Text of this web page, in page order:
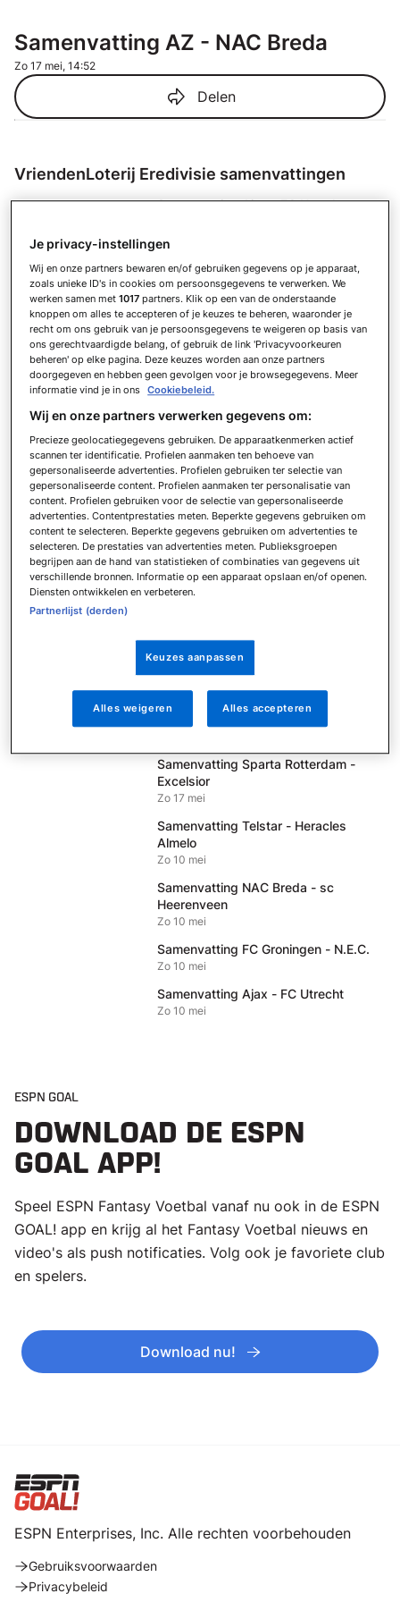
Samenvatting AZ - NAC Breda
Zo 17 mei, 14:52
Delen
VriendenLoterij Eredivisie samenvattingen
Samenvatting Ajax - FC Utrecht
Samenvatting FC Utrecht - sc
Heerenveen
Do 21 mei
Samenvatting Ajax - FC Groningen
Do 21 mei
Samenvatting PEC Zwolle - Feyenoord
Zo 17 mei
Samenvatting N.E.C. - Go Ahead
Eagles
Zo 17 mei
Samenvatting FC Volendam - Telstar
Zo 17 mei
Samenvatting AZ - NAC Breda
Zo 17 mei
Samenvatting FC Utrecht - Fortuna
Sittard
Zo 17 mei
Samenvatting PSV - FC Twente
Zo 17 mei
Samenvatting sc Heerenveen - Ajax
Samenvatting Sparta Rotterdam -
Excelsior
Zo 17 mei
Samenvatting Telstar - Heracles
Almelo
Zo 10 mei
Samenvatting NAC Breda - sc
Heerenveen
Zo 10 mei
Samenvatting FC Groningen - N.E.C.
Zo 10 mei
Samenvatting Ajax - FC Utrecht
Zo 10 mei
ESPN GOAL
DOWNLOAD DE ESPN
GOAL APP!
Speel ESPN Fantasy Voetbal vanaf nu ook in de ESPN
GOAL! app en krijg al het Fantasy Voetbal nieuws en
video's als push notificaties. Volg ook je favoriete club
en spelers.
Download nu!
ESPN Enterprises, Inc. Alle rechten voorbehouden
Gebruiksvoorwaarden
Privacybeleid
Je privacy-instellingen
Wij en onze partners bewaren en/of gebruiken gegevens op je apparaat,
zoals unieke ID's in cookies om persoonsgegevens te verwerken. We
werken samen met1017 partners. Klik op een van de onderstaande
knoppen om alles te accepteren of je keuzes te beheren, waaronder je
recht om ons gebruik van je persoonsgegevens te weigeren op basis van
ons gerechtvaardigde belang, of gebruik de link 'Privacyvoorkeuren
beheren' op elke pagina. Deze keuzes worden aan onze partners
doorgegeven en hebben geen gevolgen voor je browsegegevens. Meer
informatie vind je in ons Cookiebeleid.
Wij en onze partners verwerken gegevens om:
Precieze geolocatiegegevens gebruiken. De apparaatkenmerken actief
scannen ter identificatie. Profielen aanmaken ten behoeve van
gepersonaliseerde advertenties. Profielen gebruiken ter selectie van
gepersonaliseerde content. Profielen aanmaken ter personalisatie van
content. Profielen gebruiken voor de selectie van gepersonaliseerde
advertenties. Contentprestaties meten. Beperkte gegevens gebruiken om
content te selecteren. Beperkte gegevens gebruiken om advertenties te
selecteren. De prestaties van advertenties meten. Publieksgroepen
begrijpen aan de hand van statistieken of combinaties van gegevens uit
verschillende bronnen. Informatie op een apparaat opslaan en/of openen.
Diensten ontwikkelen en verbeteren.
Partnerlijst (derden)
Keuzes aanpassen
Alles weigeren Alles accepteren